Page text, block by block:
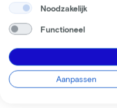
Prijs
Bespaar €696,37 t.o.v. koop.
Beschikbare kleuren
Frame model
Hoog
Noodzakelijk
Functioneel
Aanpassen